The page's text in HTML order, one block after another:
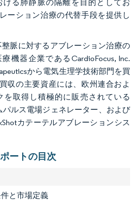
ける肺静脈の隔離を目的としてお
ーション治療の代替手段を提供し
整脈に対するアブレーション治療の
機器企業であるCardioFocus, Inc.
から電気生理学技術部門を買
収の主要資産には、欧州連合およ
を取得し積極的に販売されている
パルス電場ジェネレーター、および
カテーテルアブレーションシス
ートの目次
と市場定義